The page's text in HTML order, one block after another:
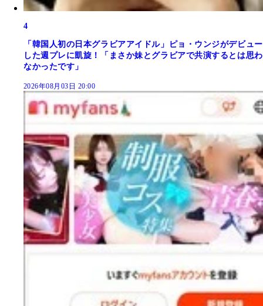
4
「韓国人初の日本グラビアアイドル」ピョ・ウンジがデビュー
した週プレに凱旋！「まさか妹とグラビアで共演するとは思わ
なかったです」
2026年08月03日 20:00